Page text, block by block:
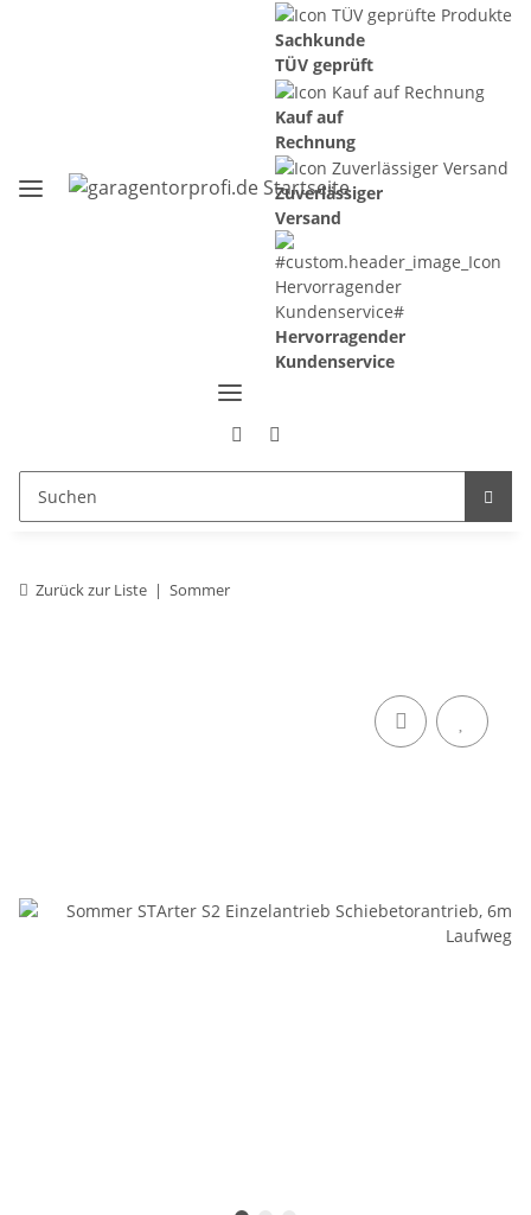
Sachkunde
TÜV geprüft
Kauf auf
Rechnung
Zuverlässiger
Versand
Hervorragender
Kundenservice
Zurück zur Liste Sommer